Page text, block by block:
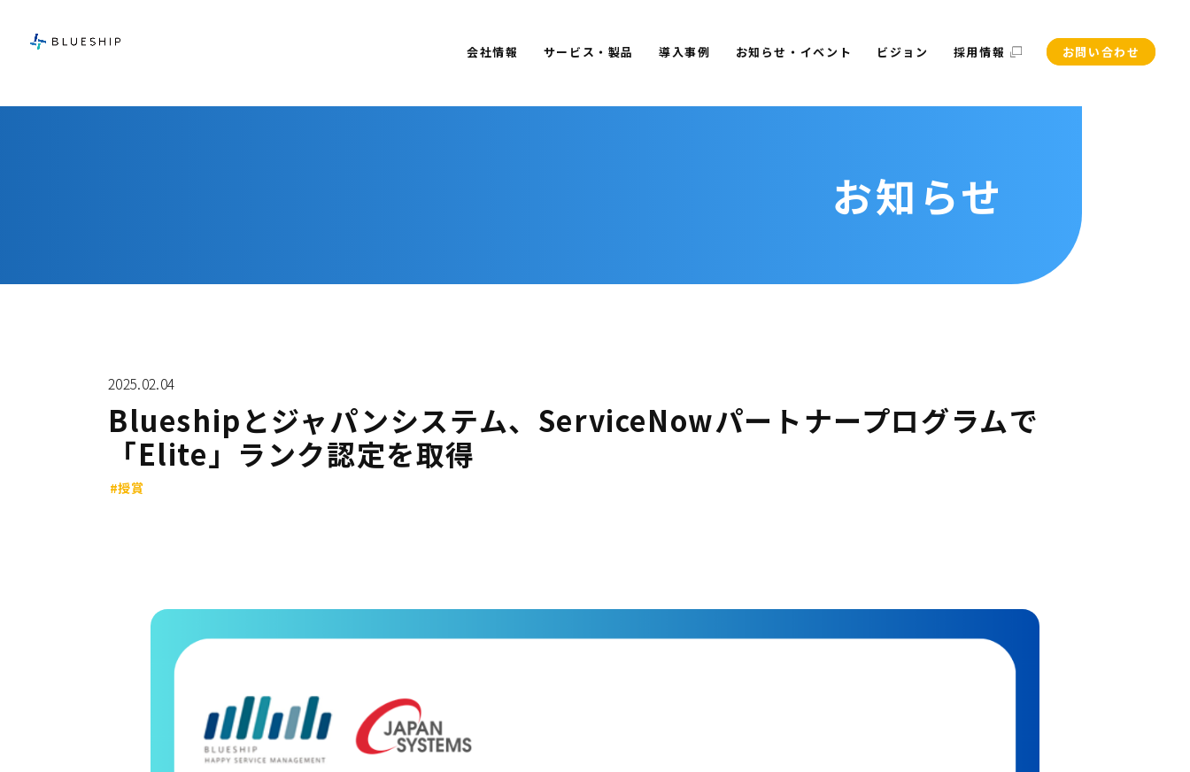
会社情報 サービス・製品 導入事例 お知らせ・イベント ビジョン 採用情報 お問い合わせ
お知らせ
2025.02.04
Blueshipとジャパンシステム、ServiceNowパートナープログラムで
「Elite」ランク認定を取得
#授賞